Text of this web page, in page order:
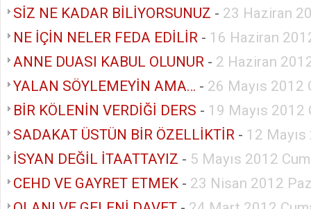
SİZ NE KADAR BİLİYORSUNUZ - 23 Haziran
NE İÇİN NELER FEDA EDİLİR - 16 Haziran
ANNE DUASI KABUL OLUNUR - 2 Haziran
YALAN SÖYLEMEYİN AMA… - 26 Mayıs 2012
BİR KÖLENİN VERDİĞİ DERS - 19 Mayıs 2012
SADAKAT ÜSTÜN BİR ÖZELLİKTİR - 12
İSYAN DEĞİL İTAATTAYIZ - 5 Mayıs 2012
CEHD VE GAYRET ETMEK - 23 Nisan 2012